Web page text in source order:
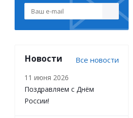
Новости Все новости
11 июня 2026
Поздравляем с Днём
России!